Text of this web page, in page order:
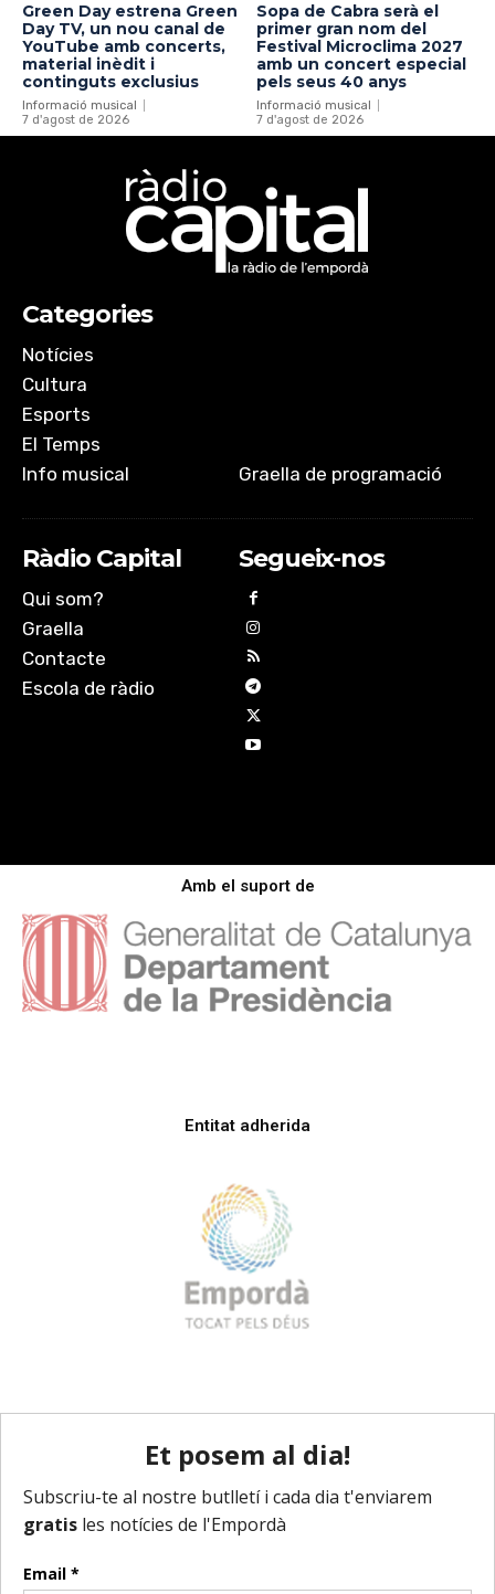
Green Day estrena Green
Day TV, un nou canal de
YouTube amb concerts,
material inèdit i
continguts exclusius
Informació musical
7 d'agost de 2026
Sopa de Cabra serà el
primer gran nom del
Festival Microclima 2027
amb un concert especial
pels seus 40 anys
Informació musical
7 d'agost de 2026
Categories
Notícies
Cultura
Esports
El Temps
Info musical
Graella de programació
Ràdio Capital
Qui som?
Graella
Contacte
Escola de ràdio
Segueix-nos
Amb el suport de
Entitat adherida